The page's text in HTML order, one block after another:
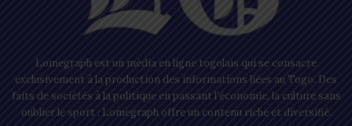
Lomegraph est un média en ligne togolais qui se consacre
exclusivement à la production des informations liées au Togo. Des
faits de sociétés à la politique en passant l’économie, la culture sans
oublier le sport ; Lomegraph offre un contenu riche et diversifié.